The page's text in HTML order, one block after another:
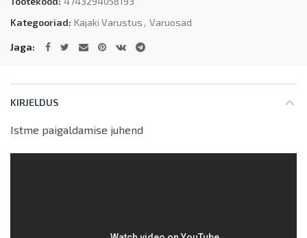
Kategooriad: Kajaki Varustus , Varuosad
Jaga
KIRJELDUS
Istme paigaldamise juhend